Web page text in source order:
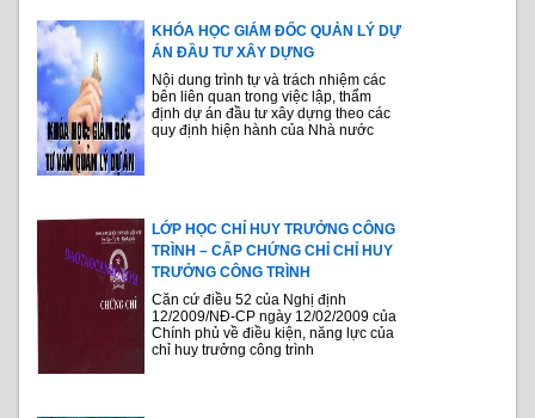
KHÓA HỌC GIÁM ĐỐC QUẢN LÝ DỰ
ÁN ĐẦU TƯ XÂY DỰNG
Nội dung trình tự và trách nhiệm các
bên liên quan trong việc lập, thẩm
định dự án đầu tư xây dựng theo các
quy định hiện hành của Nhà nước
LỚP HỌC CHỈ HUY TRƯỞNG CÔNG
TRÌNH – CẤP CHỨNG CHỈ CHỈ HUY
TRƯỞNG CÔNG TRÌNH
Căn cứ điều 52 của Nghị định
12/2009/NĐ-CP ngày 12/02/2009 của
Chính phủ về điều kiện, năng lực của
chỉ huy trưởng công trình